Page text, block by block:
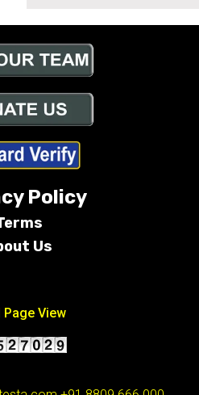
Policy
Us
Page View